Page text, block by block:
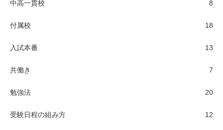
中高一貫校 8
付属校 18
入試本番 13
共働き 7
勉強法 20
受験日程の組み方 12